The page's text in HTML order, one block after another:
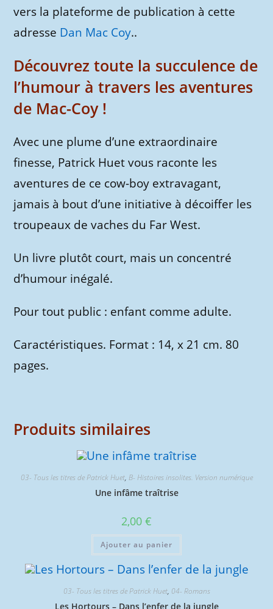
vers la plateforme de publication à cette
adresse Dan Mac Coy..
Découvrez toute la succulence de
l’humour à travers les aventures
de Mac-Coy !
Avec une plume d’une extraordinaire
finesse, Patrick Huet vous raconte les
aventures de ce cow-boy extravagant,
jamais à bout d’une initiative à décoiffer les
troupeaux de vaches du Far West.
Un livre plutôt court, mais un concentré
d’humour inégalé.
Pour tout public : enfant comme adulte.
Caractéristiques. Format : 14, x 21 cm. 80
pages.
Produits similaires
03- Tous les titres de Patrick Huet, B- Histoires insolites. Version numérique
Une infâme traîtrise
2,00 €
Ajouter au panier
03- Tous les titres de Patrick Huet, 04- Romans
Les Hortours – Dans l’enfer de la jungle